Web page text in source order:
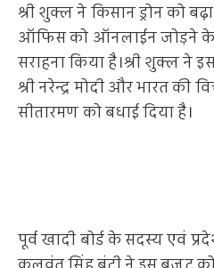
श्री शुक्ल ने किसान ड्रोन को
ऑफिस को ऑनलाईन जोड़ने के
सराहना किया है।श्री शुक्ल ने
श्री नरेन्द्र मोदी और भारत की
सीतारमण को बधाई दिया है।
पूर्व खादी बोर्ड के सदस्य एवं